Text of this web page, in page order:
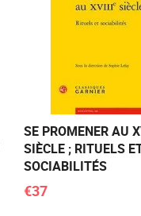
SE PROMENER AU
SIÈCLE ; RITUELS
SOCIABILITÉS
€37